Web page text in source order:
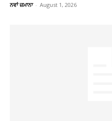
ਨਵਾਂ ਜ਼ਮਾਨਾ - August 1, 2026